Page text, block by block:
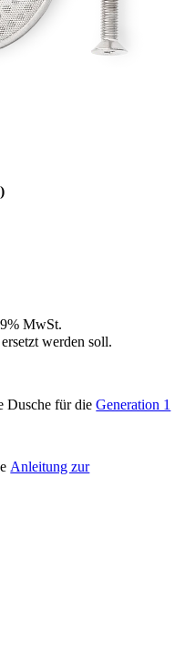
MwSt.
werden soll.
Dusche für dieGeneration 1
Anleitung zur